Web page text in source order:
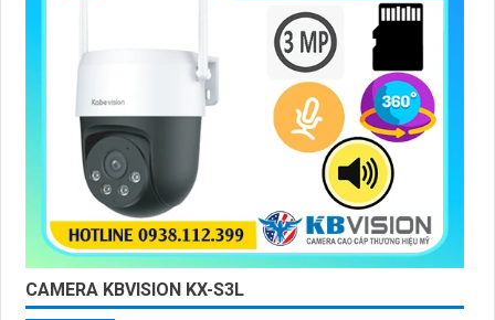
CAMERA KBVISION KX-S3L